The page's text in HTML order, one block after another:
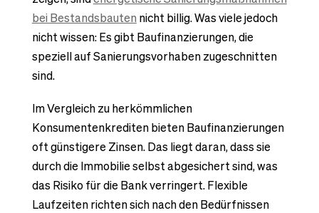
bei Bestandsbauten nicht billig. Was viele jedoch
nicht wissen: Es gibt Baufinanzierungen, die
speziell auf Sanierungsvorhaben zugeschnitten
sind.
Im Vergleich zu herkömmlichen
Konsumentenkrediten bieten Baufinanzierungen
oft günstigere Zinsen. Das liegt daran, dass sie
durch die Immobilie selbst abgesichert sind, was
das Risiko für die Bank verringert. Flexible
Laufzeiten richten sich nach den Bedürfnissen